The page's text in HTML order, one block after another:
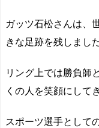
ガッツ石松さんは、
きな足跡を残しました
リング上では勝負師
くの人を笑顔にして
スポーツ選手として